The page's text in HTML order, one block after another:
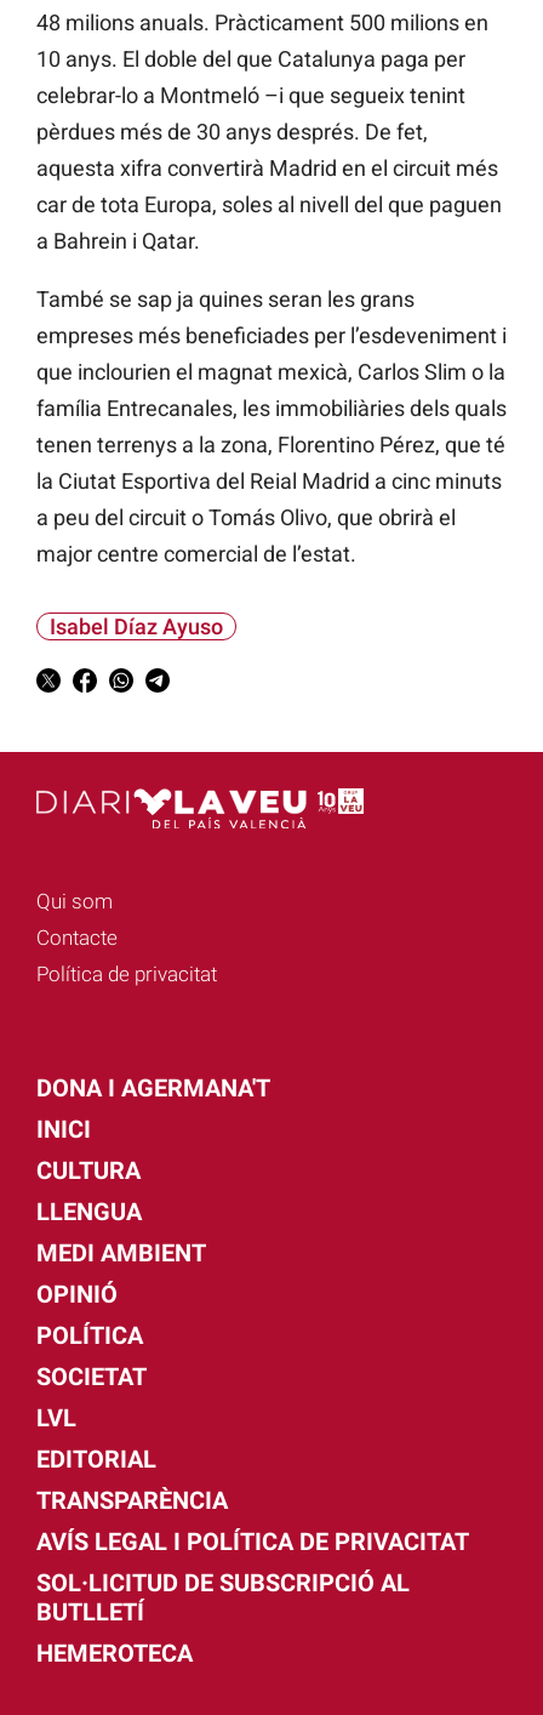
48 milions anuals. Pràcticament 500 milions en
10 anys. El doble del que Catalunya paga per
celebrar-lo a Montmeló –i que segueix tenint
pèrdues més de 30 anys després. De fet,
aquesta xifra convertirà Madrid en el circuit més
car de tota Europa, soles al nivell del que paguen
a Bahrein i Qatar.
També se sap ja quines seran les grans
empreses més beneficiades per l’esdeveniment i
que inclourien el magnat mexicà, Carlos Slim o la
família Entrecanales, les immobiliàries dels quals
tenen terrenys a la zona, Florentino Pérez, que té
la Ciutat Esportiva del Reial Madrid a cinc minuts
a peu del circuit o Tomás Olivo, que obrirà el
major centre comercial de l’estat.
Isabel Díaz Ayuso
Qui som
Contacte
Política de privacitat
DONA I AGERMANA'T
INICI
CULTURA
LLENGUA
MEDI AMBIENT
OPINIÓ
POLÍTICA
SOCIETAT
LVL
EDITORIAL
TRANSPARÈNCIA
AVÍS LEGAL I POLÍTICA DE PRIVACITAT
SOL·LICITUD DE SUBSCRIPCIÓ AL
BUTLLETÍ
HEMEROTECA